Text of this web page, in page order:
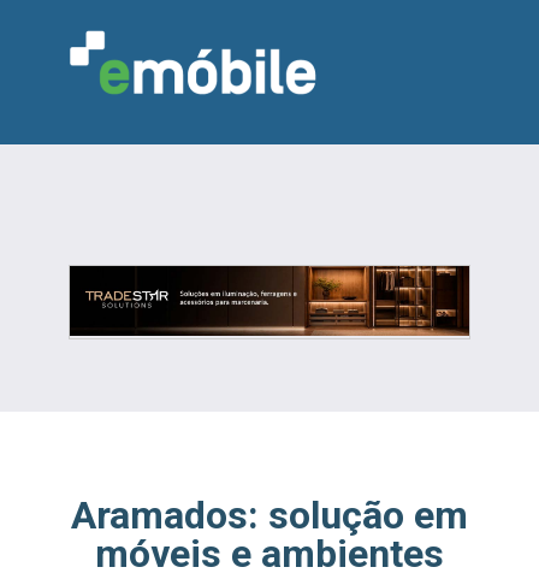
DESIGN & DECORAÇÃO
INDICADORES
FEIRAS NOTÍCIAS
Aramados: solução em
móveis e ambientes